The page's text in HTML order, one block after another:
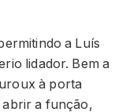
a Luís
lidador. Bem a
à porta
abrir a função,